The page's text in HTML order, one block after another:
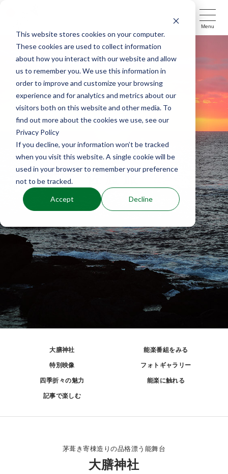
This website stores cookies on your computer.
These cookies are used to collect information
about how you interact with our website and allow
us to remember you. We use this information in
order to improve and customize your browsing
experience and for analytics and metrics about our
visitors both on this website and other media. To
find out more about the cookies we use, see our
Privacy Policy
If you decline, your information won’t be tracked
when you visit this website. A single cookie will be
used in your browser to remember your preference
not to be tracked.
Accept Decline
Menu
能楽を旅する
大膳神社 能楽番組をみる
特別映像 フォトギャラリー
四季折々の魅力 能楽に触れる
記事で楽しむ
茅葺き寄棟造りの品格漂う能舞台
大膳神社